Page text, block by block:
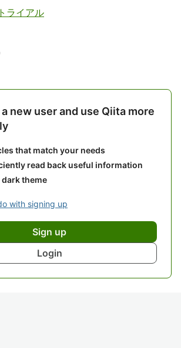
ライアル
new user and use Qiita more
that match your needs
read back useful information
dark theme
with signing up
Sign up
Login